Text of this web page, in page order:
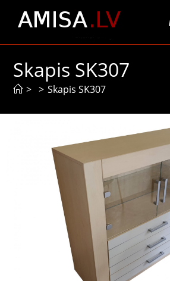
Skapis SK307
> > Skapis SK307